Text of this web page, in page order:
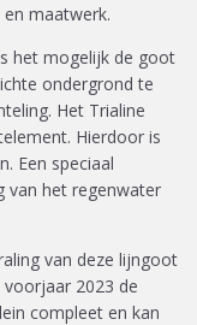
maatwerk.
het mogelijk de goot
ondergrond te
Het Trialine
Hierdoor is
Een speciaal
van het regenwater
van deze lijngoot
voorjaar 2023 de
compleet en kan